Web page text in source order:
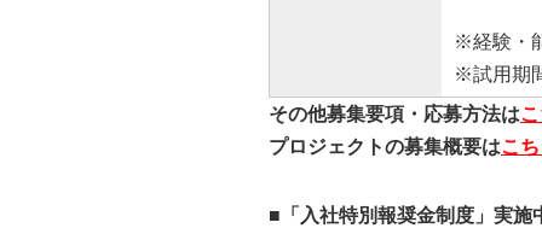
※経験・
※試用期
その他募集要項・応募方法は
プロジェクトの募集概要はこ
■「入社特別報奨金制度」実施